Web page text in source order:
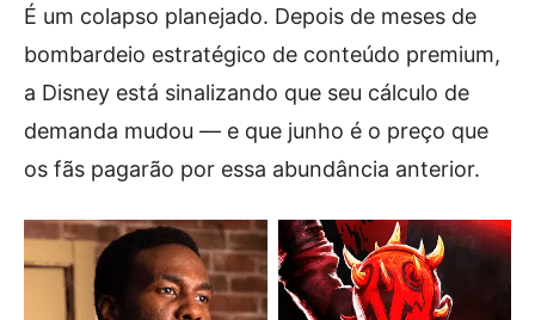
É um colapso planejado. Depois de meses de
bombardeio estratégico de conteúdo premium,
a Disney está sinalizando que seu cálculo de
demanda mudou — e que junho é o preço que
os fãs pagarão por essa abundância anterior.